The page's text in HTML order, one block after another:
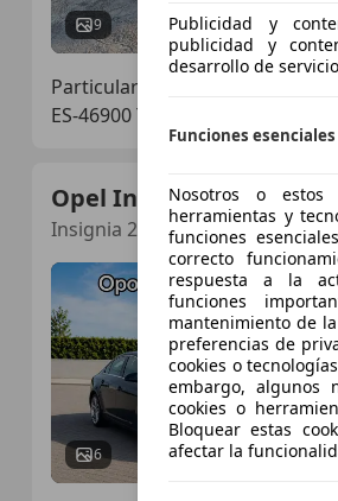
9
Particular
ES-46900 Torrent
Opel Insignia
Insignia 2.0T Sport 4x4 Sport
6
Publicidad y
publicidad y
desarrollo de
Funciones
Nosotros o estos
herramientas y
funciones
correcto
respuesta a la
funciones
mantenimiento de
preferencias de
cookies o
embargo, algunos
cookies o
Bloquear estas
afectar la